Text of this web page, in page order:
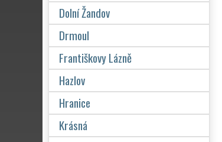
Dolní Žandov
Drmoul
Františkovy Lázně
Hazlov
Hranice
Krásná